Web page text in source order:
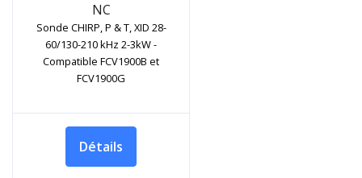
NC
Sonde CHIRP, P & T, XID 28-
60/130-210 kHz 2-3kW -
Compatible FCV1900B et
FCV1900G
Détails